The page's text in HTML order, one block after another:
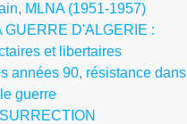
MLNA (1951-1957)
GUERRE D'ALGERIE :
et libertaires
années 90, résistance dans
guerre